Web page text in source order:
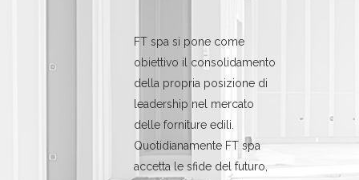
FT spa si pone come
obiettivo il consolidamento
della propria posizione di
leadership nel mercato
delle forniture edili.
Quotidianamente FT spa
accetta le sfide del futuro,